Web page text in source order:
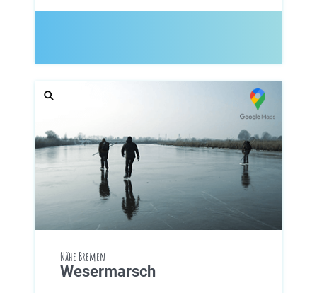
Nähe Bremen
Wesermarsch